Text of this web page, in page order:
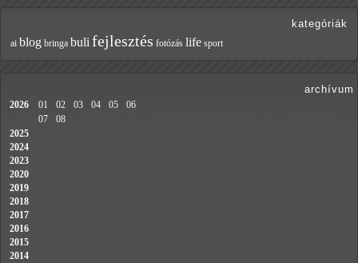
kategóriák
ai blog bringa buli fejlesztés fotózás life sport
archívum
2026 01 02 03 04 05
06
07
08
2025
2024
2023
2020
2019
2018
2017
2016
2015
2014